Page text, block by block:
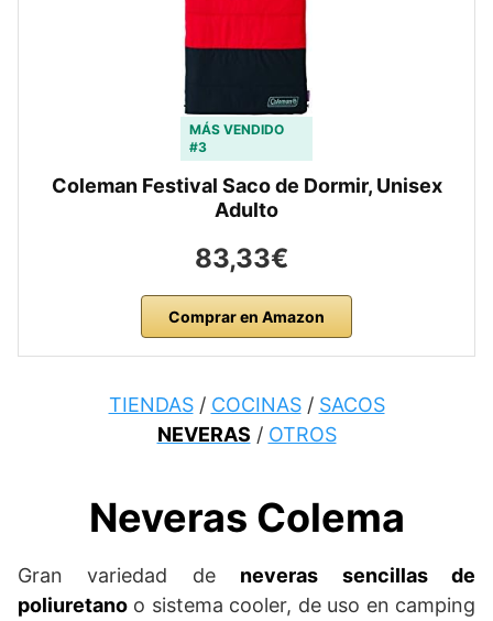
MÁS VENDIDO
#3
Coleman Festival Saco de Dormir, Unisex
Adulto
83,33€
Comprar en Amazon
TIENDAS/ COCINAS/ SACOS
NEVERAS / OTROS
Neveras Colema
Gran variedad de neveras sencillas de
poliuretano o sistema cooler, de uso en camping